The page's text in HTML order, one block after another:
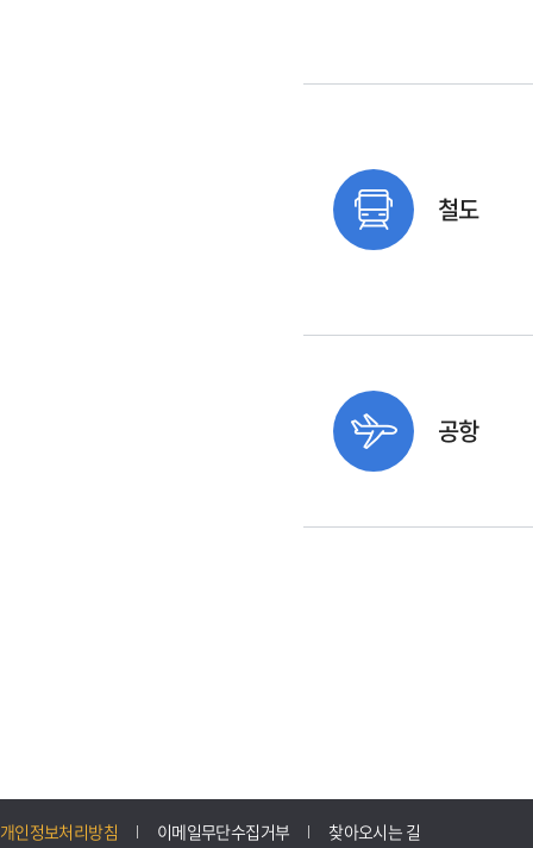
철도
공항
개인정보처리방침 이메일무단수집거부 찾아오시는 길